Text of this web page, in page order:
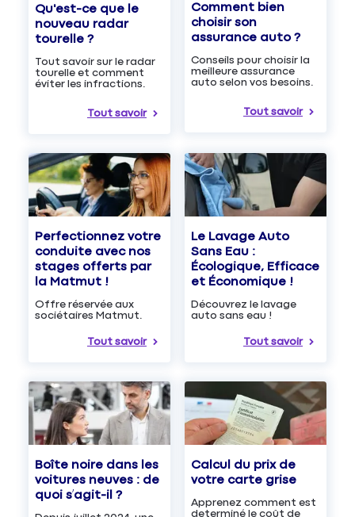
Qu'est-ce que le
nouveau radar
tourelle ?
Tout savoir sur le radar
tourelle et comment
éviter les infractions.
Tout savoir
Comment bien
choisir son
assurance auto ?
Conseils pour choisir la
meilleure assurance
auto selon vos besoins.
Tout savoir
Perfectionnez votre
conduite avec nos
stages offerts par
la Matmut !
Offre réservée aux
sociétaires Matmut.
Tout savoir
Le Lavage Auto
Sans Eau :
Écologique, Efficace
et Économique !
Découvrez le lavage
auto sans eau !
Tout savoir
Boîte noire dans les
voitures neuves : de
quoi s’agit-il ?
Calcul du prix de
votre carte grise
Apprenez comment est
determiné le coût de